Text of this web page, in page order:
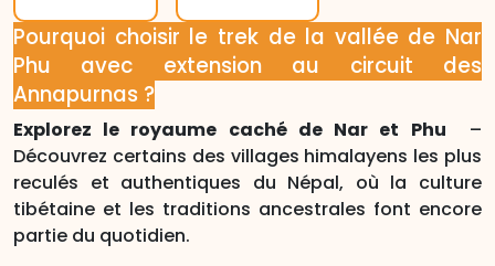
Pourquoi choisir le trek de la vallée de Nar
Phu avec extension au circuit des
Annapurnas ?
Explorez le royaume caché de Nar et Phu
–
Découvrez certains des villages himalayens les plus
reculés et authentiques du Népal, où la culture
tibétaine et les traditions ancestrales font encore
partie du quotidien.